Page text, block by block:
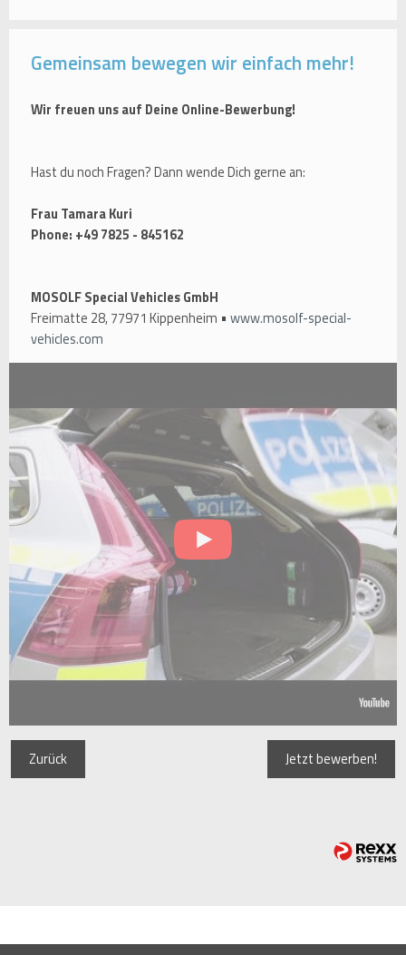
Gemeinsam bewegen wir einfach mehr!
Wir freuen uns auf Deine Online-Bewerbung!
Hast du noch Fragen? Dann wende Dich gerne an:
Frau Tamara Kuri
Phone: +49 7825 - 845162
MOSOLF Special Vehicles GmbH
Freimatte 28, 77971 Kippenheim • www.mosolf-special-
vehicles.com
Zurück Jetzt bewerben!